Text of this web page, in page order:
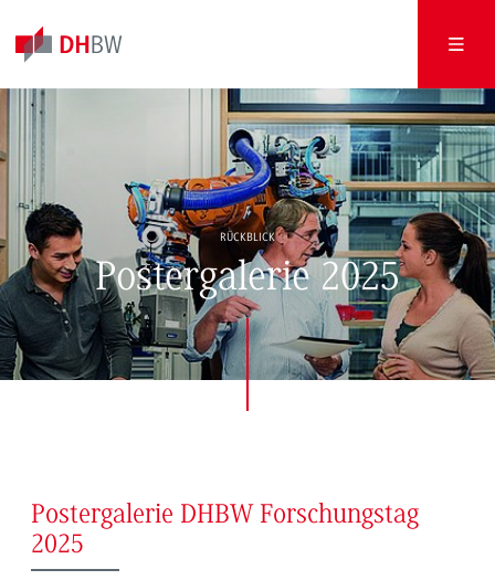
RÜCKBLICK
Postergalerie 2025
Postergalerie DHBW Forschungstag
2025